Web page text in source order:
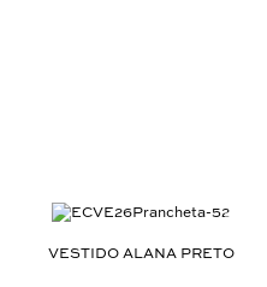
VESTIDO ALANA PRETO